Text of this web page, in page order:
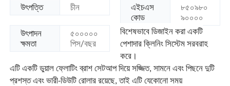
উৎপত্তি চীন
এইচএস
কোড
৮৫০৯৮০
৯০০০০
উৎপাদন
ক্ষমতা
৫০০০০০
পিস/বছর
বিশেষভাবে ডিজাইন করা একটি
পেশাদার ক্লিনিং সিস্টেম সরবরাহ
করে।
এটি একটি ডুয়াল ফ্লোটিং ব্রাশ সেটআপ দিয়ে সজ্জিত, সামনে এবং পিছনে দুটি
প্রশস্ত এবং ভারী-ডিউটি রোলার রয়েছে, তাই এটি যেকোনো সময়